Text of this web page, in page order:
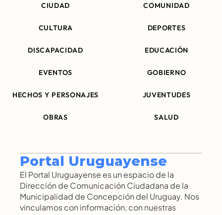
CIUDAD COMUNIDAD
CULTURA DEPORTES
DISCAPACIDAD EDUCACIÓN
EVENTOS GOBIERNO
HECHOS Y PERSONAJES JUVENTUDES
OBRAS SALUD
Portal Uruguayense
El Portal Uruguayense es un espacio de la
Dirección de Comunicación Ciudadana de la
Municipalidad de Concepción del Uruguay. Nos
vinculamos con información, con nuestras